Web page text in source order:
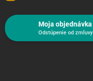
Moja objednávka
Odstúpenie od zmluvy